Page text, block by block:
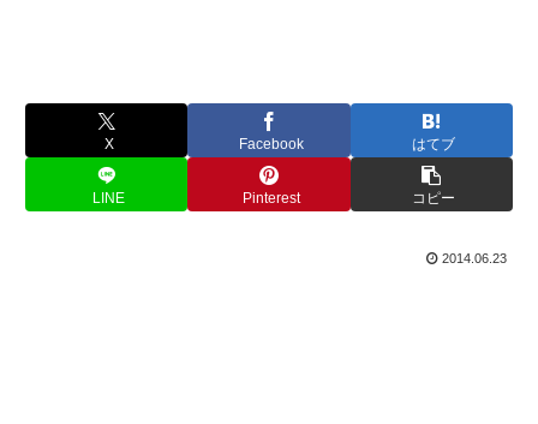
X Facebook はてブ
LINE Pinterest コピー
2014.06.23